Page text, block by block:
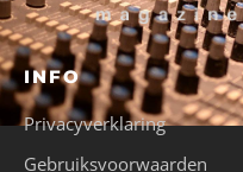
INFO
Privacyverklaring
Gebruiksvoorwaarden